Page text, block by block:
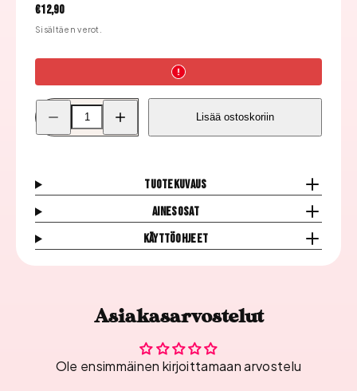
Hinta
€12,90
Sisältäen verot.
Pienennä
Nail
Perfect
Nail
Perfect
Lisää ostoskoriin
Tuotekuvaus
Ainesosat
Käyttöohjeet
Asiakasarvostelut
Ole ensimmäinen kirjoittamaan arvostelu